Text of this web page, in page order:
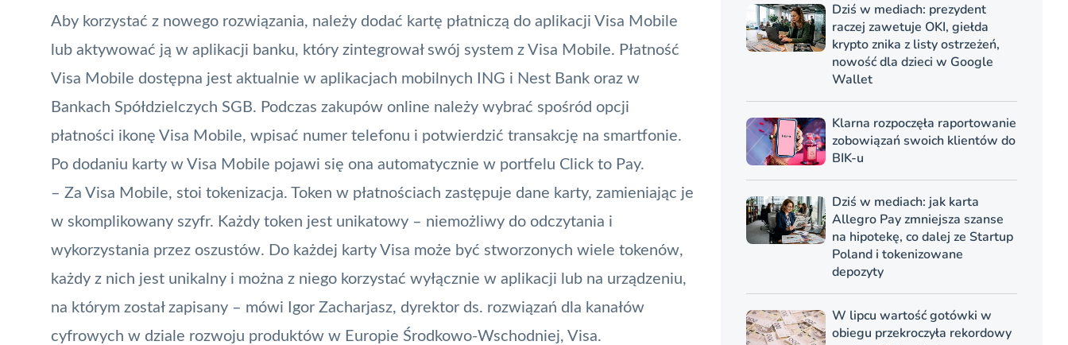
Aby korzystać z nowego rozwiązania, należy dodać kartę płatniczą do aplikacji Visa Mobile
lub aktywować ją w aplikacji banku, który zintegrował swój system z Visa Mobile. Płatność
Visa Mobile dostępna jest aktualnie w aplikacjach mobilnych ING i Nest Bank oraz w
Bankach Spółdzielczych SGB. Podczas zakupów online należy wybrać spośród opcji
płatności ikonę Visa Mobile, wpisać numer telefonu i potwierdzić transakcję na smartfonie.
Po dodaniu karty w Visa Mobile pojawi się ona automatycznie w portfelu Click to Pay.
– Za Visa Mobile, stoi tokenizacja. Token w płatnościach zastępuje dane karty, zamieniając je
w skomplikowany szyfr. Każdy token jest unikatowy – niemożliwy do odczytania i
wykorzystania przez oszustów. Do każdej karty Visa może być stworzonych wiele tokenów,
każdy z nich jest unikalny i można z niego korzystać wyłącznie w aplikacji lub na urządzeniu,
na którym został zapisany – mówi Igor Zacharjasz, dyrektor ds. rozwiązań dla kanałów
cyfrowych w dziale rozwoju produktów w Europie Środkowo-Wschodniej, Visa.
Dziś w mediach: prezydent
raczej zawetuje OKI, giełda
krypto znika z listy ostrzeżeń,
nowość dla dzieci w Google
Wallet
Klarna rozpoczęła raportowanie
zobowiązań swoich klientów do
BIK-u
Dziś w mediach: jak karta
Allegro Pay zmniejsza szanse
na hipotekę, co dalej ze Startup
Poland i tokenizowane
depozyty
W lipcu wartość gotówki w
obiegu przekroczyła rekordowy